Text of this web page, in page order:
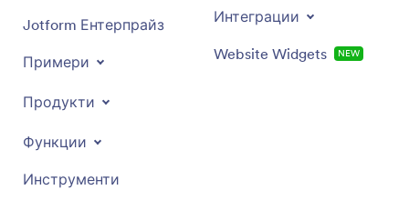
Jotform Ентерпрайз
Примери
Продукти
Функции
Инструменти
Интеграции
Website Widgets NEW